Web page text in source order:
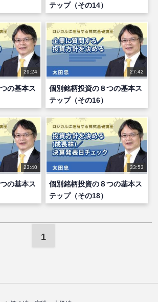
テップ（その14）
29:24
の基本ス
27:42
個別銘柄投資の８つの基本ス
テップ（その16）
23:40
の基本ス
33:53
個別銘柄投資の８つの基本ス
テップ（その18）
1